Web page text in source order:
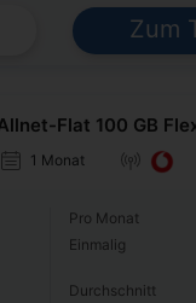
Zum
Flat 100 GB
1 Monat
Pro Monat
Einmalig
Durchschnitt